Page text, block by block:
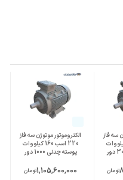
سه فاز
160 کیلووات
تومان
الکتروموتور موتوژن سه فاز
220 اسب 160 کیلووات
پوسته چدنی 1000 دور
1,105,600,000تومان